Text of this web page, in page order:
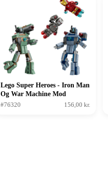
Lego Super Heroes - Iron Man
Og War Machine Mod
Hammer - droner
#76320 156,00 kr.